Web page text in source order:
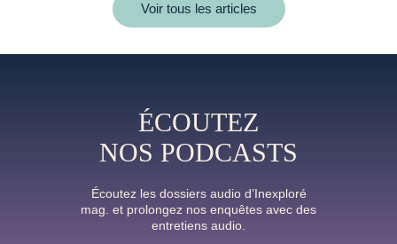
Voir tous les articles
ÉCOUTEZ
NOS PODCASTS
Écoutez les dossiers audio d’Inexploré
mag. et prolongez nos enquêtes avec des
entretiens audio.